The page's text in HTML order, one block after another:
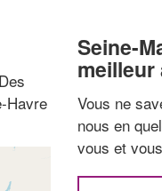
Havre
Seine-
meilleur
Vous ne
nous en
vous et